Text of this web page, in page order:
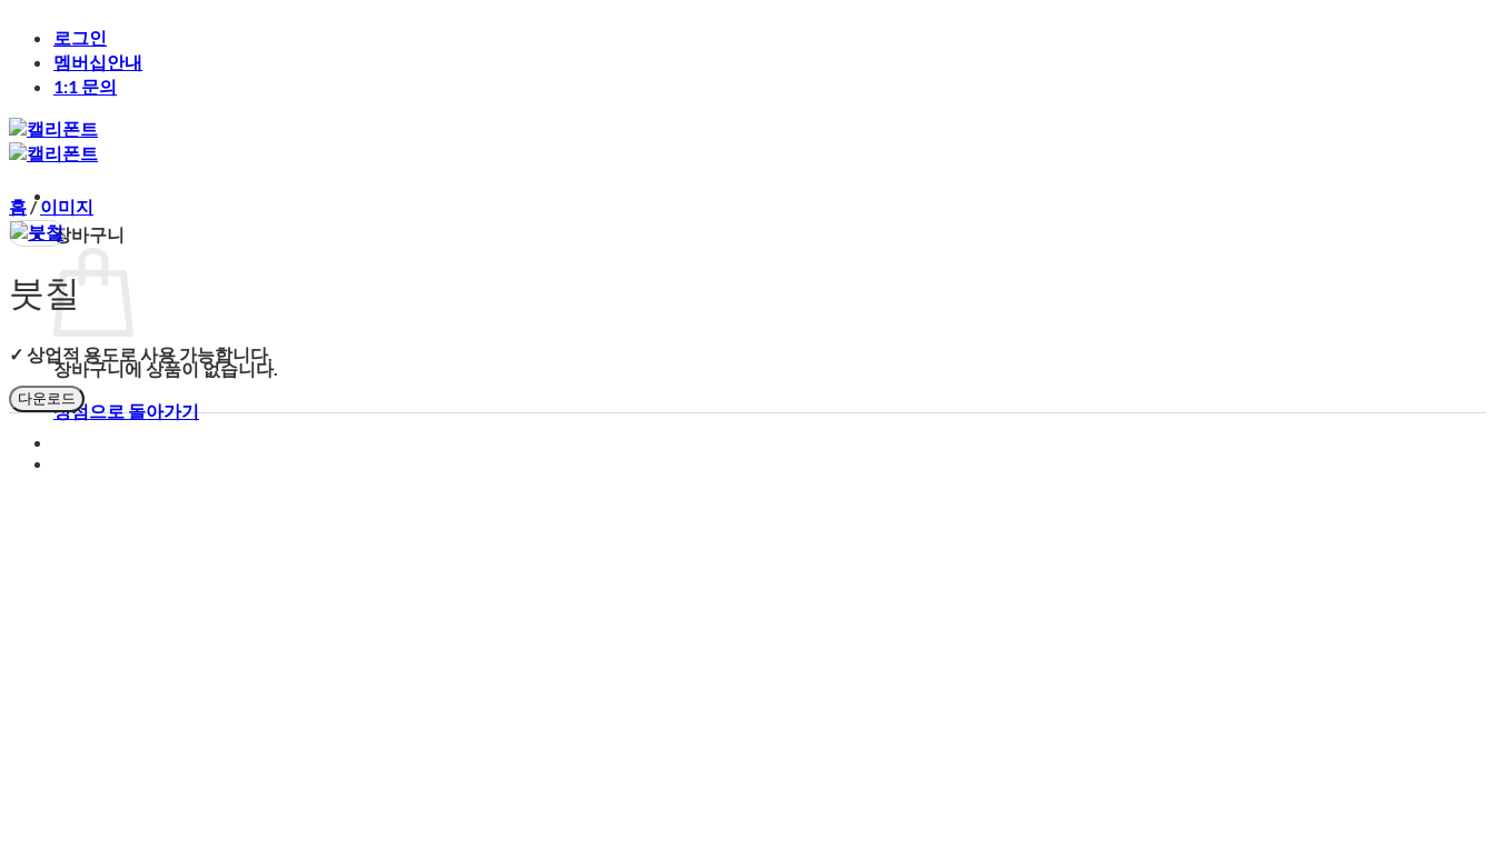
content
로그인
멤버십안내
1:1 문의
장바구니
장바구니에 상품이 없습니다.
상점으로 돌아가기
홈/ 이미지
붓칠
✓ 상업적 용도로 사용 가능합니다.
다운로드